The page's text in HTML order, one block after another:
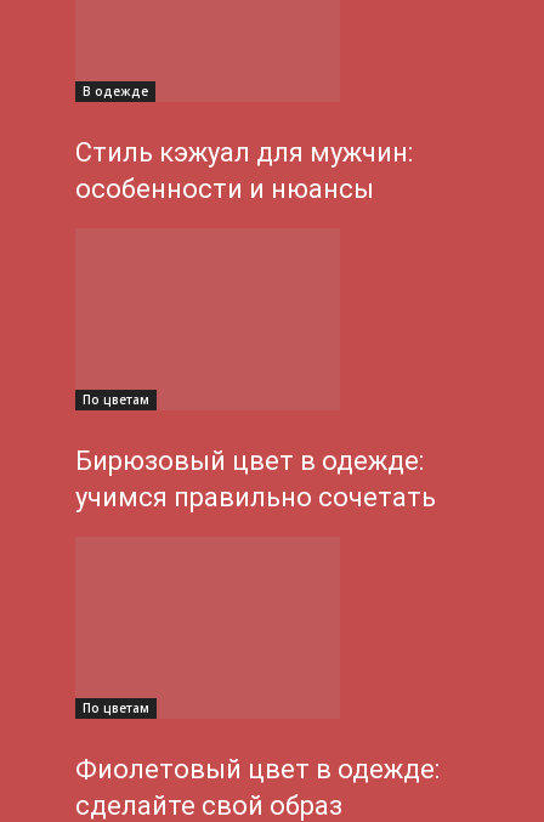
В одежде
Стиль кэжуал для мужчин:
особенности и нюансы
По цветам
Бирюзовый цвет в одежде:
учимся правильно сочетать
По цветам
Фиолетовый цвет в одежде:
сделайте свой образ